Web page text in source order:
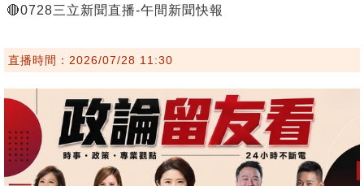
🔴0728三立新聞直播-午間新聞快報
直播時間：2026/07/28 11:30